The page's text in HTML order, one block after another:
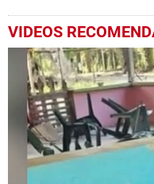
VIDEOS